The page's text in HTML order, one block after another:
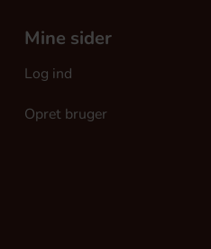
Mine sider
Log ind
Opret bruger